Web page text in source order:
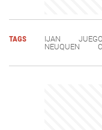
TAGS IJAN
NEUQUEN